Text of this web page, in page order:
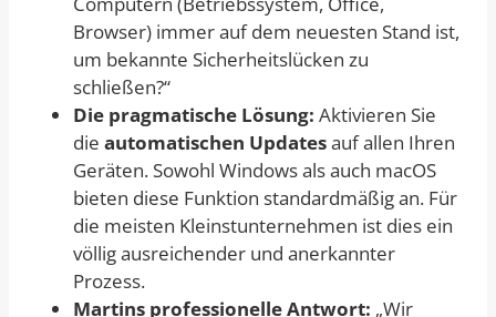
Browser) immer auf dem neuesten Stand ist,
um bekannte Sicherheitslücken zu
schließen?“
Die pragmatische Lösung: Aktivieren Sie
die automatischen Updatesauf allen Ihren
Geräten. Sowohl Windows als auch macOS
bieten diese Funktion standardmäßig an. Für
die meisten Kleinstunternehmen ist dies ein
völlig ausreichender und anerkannter
Prozess.
Martins professionelle Antwort: „Wir